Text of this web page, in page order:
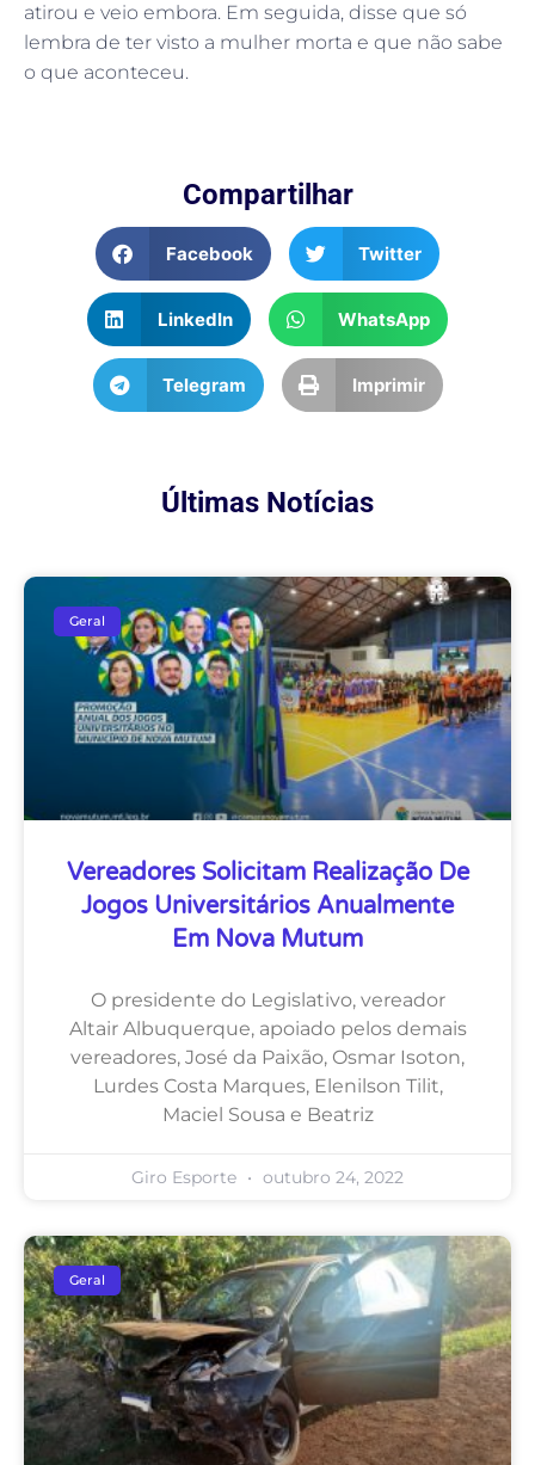
atirou e veio embora. Em seguida, disse que só
lembra de ter visto a mulher morta e que não sabe
o que aconteceu.
Compartilhar
Facebook Twitter
LinkedIn WhatsApp
Telegram Imprimir
Últimas Notícias
Geral
Vereadores Solicitam Realização De
Jogos Universitários Anualmente
Em Nova Mutum
O presidente do Legislativo, vereador
Altair Albuquerque, apoiado pelos demais
vereadores, José da Paixão, Osmar Isoton,
Lurdes Costa Marques, Elenilson Tilit,
Maciel Sousa e Beatriz
Giro Esporte outubro 24, 2022
Geral